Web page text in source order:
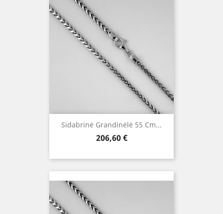
Sidabrinė Grandinėlė 55 Cm...
Kaina
206,60 €